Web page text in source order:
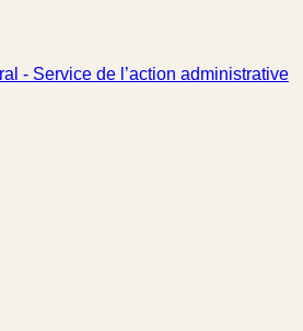
- Service de l’action administrative